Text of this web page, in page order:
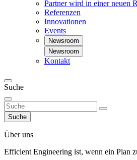
Partnerwird in einer neuen
Referenzen
Innovationen
Events
Newsroom
Newsroom
Kontakt
Suche
Suche
Über uns
Efficient Engineering ist, wenn ein Plan